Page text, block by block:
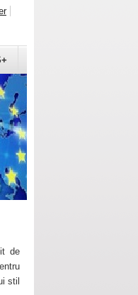
de
stil